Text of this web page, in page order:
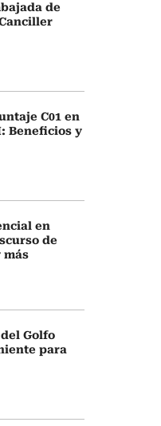
de
C01 en
Beneficios y
en
de
más
Golfo
para